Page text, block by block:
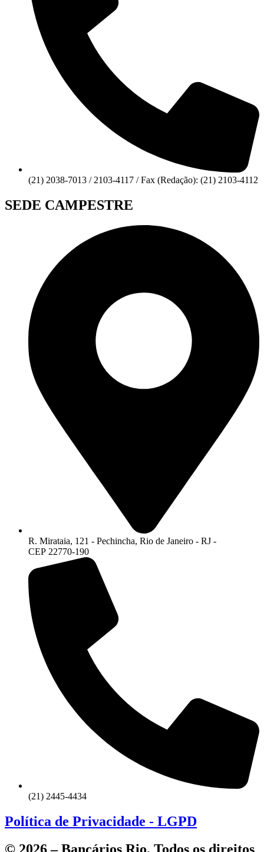
(21) 2038-7013 / 2103-4117 / Fax (Redação): (21) 2103-4112
SEDE CAMPESTRE
R. Mirataia, 121 - Pechincha, Rio de Janeiro - RJ -
CEP 22770-190
(21) 2445-4434
Política de Privacidade - LGPD